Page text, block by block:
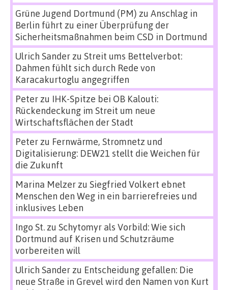
Grüne Jugend Dortmund (PM) zu Anschlag in
Berlin führt zu einer Überprüfung der
Sicherheitsmaßnahmen beim CSD in Dortmund
Ulrich Sanderzu Streit ums Bettelverbot:
Dahmen fühlt sich durch Rede von
Karacakurtoglu angegriffen
Peterzu IHK-Spitze bei OB Kalouti:
Rückendeckung im Streit um neue
Wirtschaftsflächen der Stadt
Peterzu Fernwärme, Stromnetz und
Digitalisierung: DEW21 stellt die Weichen für
die Zukunft
Marina Melzerzu Siegfried Volkert ebnet
Menschen den Weg in ein barrierefreies und
inklusives Leben
Ingo St.zu Schytomyr als Vorbild: Wie sich
Dortmund auf Krisen und Schutzräume
vorbereiten will
Ulrich Sanderzu Entscheidung gefallen: Die
neue Straße in Grevel wird den Namen von Kurt